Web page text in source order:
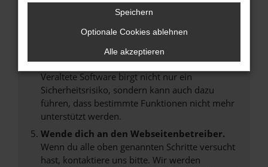
Das kann manchmal helfen, vorübergehende
Probleme zu beheben.
Stelle sicher, dass dein Browser und dein
Betriebssystem auf dem neuesten Stand
sind.
Veraltete Software birgt nicht nur ein
Sicherheitsrisiko, sondern kann auch dazu
führen, dass bestimmte Funktionen nicht mehr
unterstützt werden.
Wende dich an den Webseitenbetreiber.
Wenn du alle oben genannten Schritte versucht
hast, kontaktiere uns bitte. Wir werden
Speichern
Optionale Cookies ablehnen
Alle akzeptieren